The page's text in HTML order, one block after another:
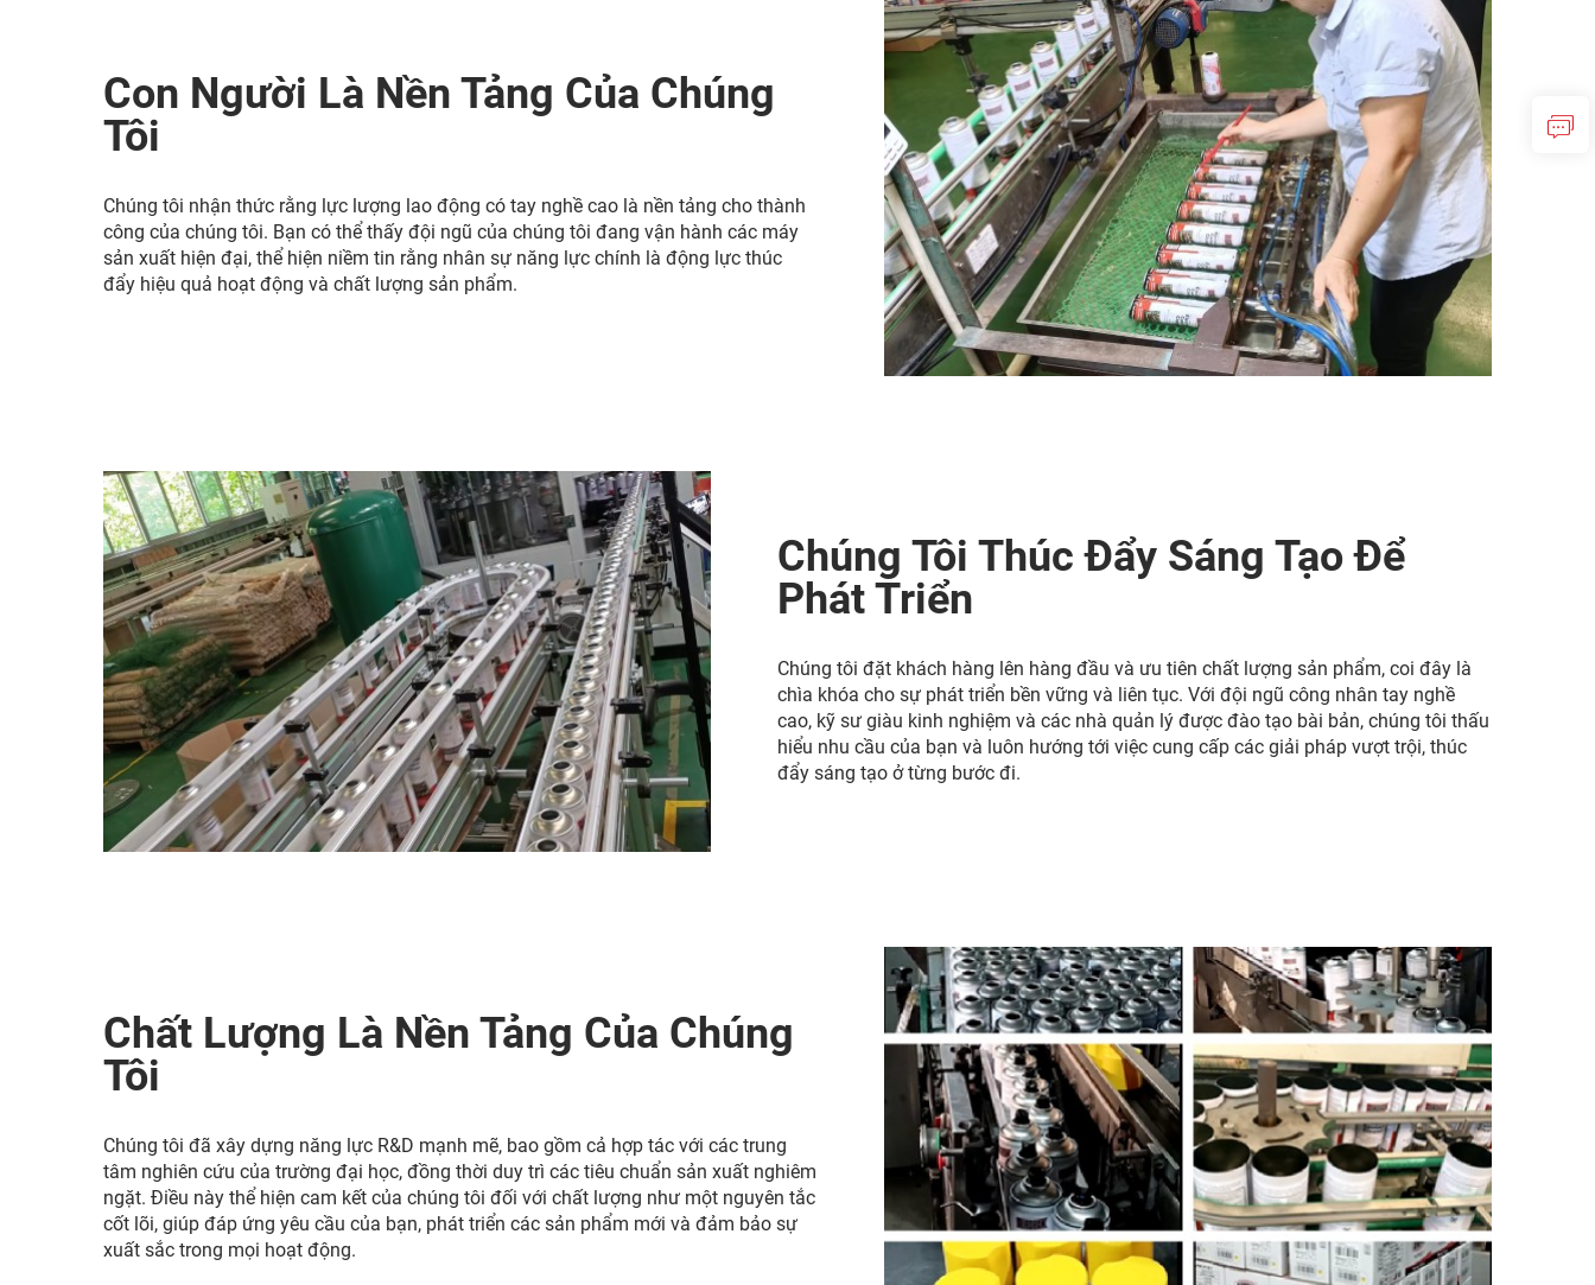
Con Người Là Nền Tảng Của Chúng
Tôi
Chúng tôi nhận thức rằng lực lượng lao động có tay nghề cao là nền tảng cho thành
công của chúng tôi. Bạn có thể thấy đội ngũ của chúng tôi đang vận hành các máy
sản xuất hiện đại, thể hiện niềm tin rằng nhân sự năng lực chính là động lực thúc
đẩy hiệu quả hoạt động và chất lượng sản phẩm.
Chúng Tôi Thúc Đẩy Sáng Tạo Để
Phát Triển
Chúng tôi đặt khách hàng lên hàng đầu và ưu tiên chất lượng sản phẩm, coi đây là
chìa khóa cho sự phát triển bền vững và liên tục. Với đội ngũ công nhân tay nghề
cao, kỹ sư giàu kinh nghiệm và các nhà quản lý được đào tạo bài bản, chúng tôi thấu
hiểu nhu cầu của bạn và luôn hướng tới việc cung cấp các giải pháp vượt trội, thúc
đẩy sáng tạo ở từng bước đi.
Chất Lượng Là Nền Tảng Của Chúng
Tôi
Chúng tôi đã xây dựng năng lực R&D mạnh mẽ, bao gồm cả hợp tác với các trung
tâm nghiên cứu của trường đại học, đồng thời duy trì các tiêu chuẩn sản xuất nghiêm
ngặt. Điều này thể hiện cam kết của chúng tôi đối với chất lượng như một nguyên tắc
cốt lõi, giúp đáp ứng yêu cầu của bạn, phát triển các sản phẩm mới và đảm bảo sự
xuất sắc trong mọi hoạt động.